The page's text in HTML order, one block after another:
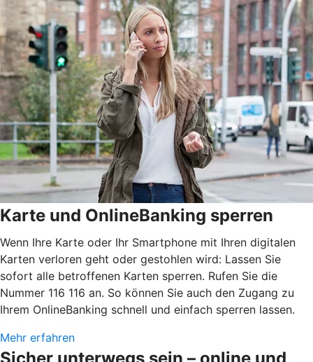
Karte und OnlineBanking sperren
Wenn Ihre Karte oder Ihr Smartphone mit Ihren digitalen
Karten verloren geht oder gestohlen wird: Lassen Sie
sofort alle betroffenen Karten sperren. Rufen Sie die
Nummer 116 116 an. So können Sie auch den Zugang zu
Ihrem OnlineBanking schnell und einfach sperren lassen.
Mehr erfahren